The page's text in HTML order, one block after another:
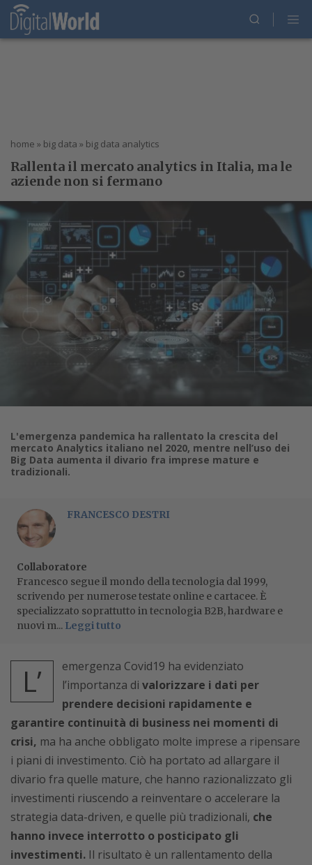
home » big data » big data analytics
Rallenta il mercato analytics in Italia, ma le
aziende non si fermano
L'emergenza pandemica ha rallentato la crescita del
mercato Analytics italiano nel 2020, mentre nell’uso dei
Big Data aumenta il divario fra imprese mature e
tradizionali.
FRANCESCO DESTRI
Collaboratore
Francesco segue il mondo della tecnologia dal 1999,
scrivendo per numerose testate online e cartacee. È
specializzato soprattutto in tecnologia B2B, hardware e
nuovi m... Leggi tutto
L’
emergenza Covid19 ha evidenziato
l’importanza di valorizzare i dati per
prendere decisioni rapidamente e
garantire continuità di business nei momenti di
crisi, ma ha anche obbligato molte imprese a ripensare
i piani di investimento. Ciò ha portato ad allargare il
divario fra quelle mature, che hanno razionalizzato gli
investimenti riuscendo a reinventare o accelerare la
strategia data-driven, e quelle più tradizionali, che
hanno invece interrotto o posticipato gli
investimenti. Il risultato è un rallentamento della